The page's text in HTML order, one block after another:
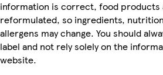
information is correct, food products
reformulated, so ingredients,
allergens may change. You should
label and not rely solely on the
website.